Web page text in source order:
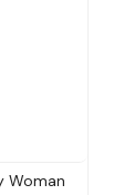
Woman